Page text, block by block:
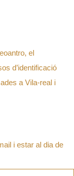
el
d’identificació
a Vila-real i
i estar al dia de